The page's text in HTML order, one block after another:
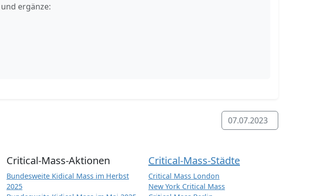
ergänze:
07.07.2023
Critical-Mass-Aktionen
Bundesweite Kidical Mass im Herbst
2025
Critical-Mass-Städte
Critical Mass London
New York Critical Mass